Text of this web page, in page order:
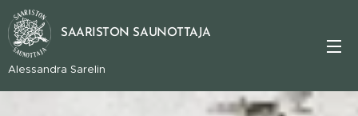
SAARISTON SAUNOTTAJA
Alessandra Sarelin